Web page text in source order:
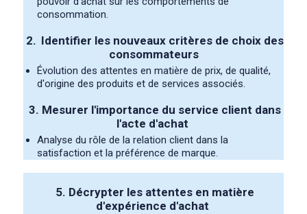
consommation.
2. Identifier les nouveaux critères de choix des
consommateurs
Évolution des attentes en matière de prix, de qualité,
d'origine des produits et de services associés.
3. Mesurer l'importance du service client dans
l'acte d'achat
Analyse du rôle de la relation client dans la
satisfaction et la préférence de marque.
5. Décrypter les attentes en matière
d'expérience d'achat